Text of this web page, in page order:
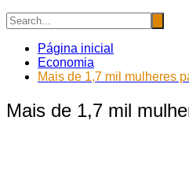
Página inicial
Economia
Mais de 1,7 mil mulheres
Mais de 1,7 mil